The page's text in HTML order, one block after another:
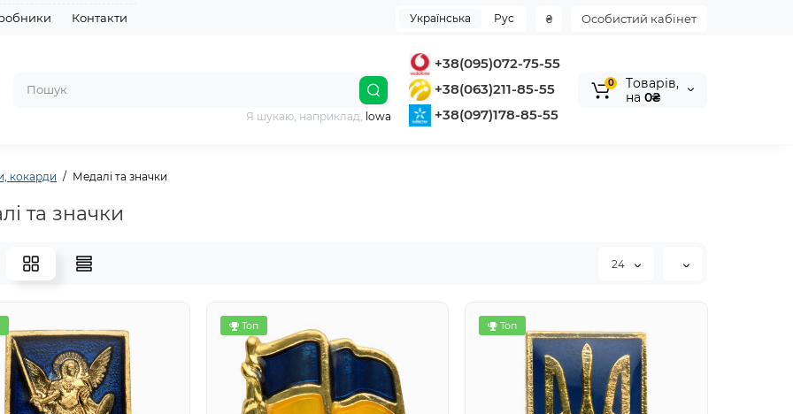
Контакти Особистий кабінет
₴
Українська Рус
+38(095)072-75-55
+38(063)211-85-55
+38(097)178-85-55
Я шукаю, наприклад, lowa
0
Tоварів,
на 0₴
кокарди Медалі та значки
та значки
24
Топ Топ